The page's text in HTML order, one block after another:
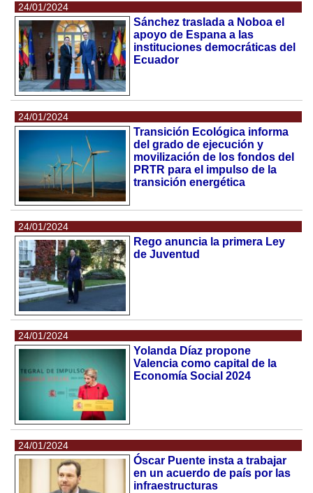
24/01/2024
Sánchez traslada a Noboa el
apoyo de Espana a las
instituciones democráticas del
Ecuador
24/01/2024
Transición Ecológica informa
del grado de ejecución y
movilización de los fondos del
PRTR para el impulso de la
transición energética
24/01/2024
Rego anuncia la primera Ley
de Juventud
24/01/2024
Yolanda Díaz propone
Valencia como capital de la
Economía Social 2024
24/01/2024
Óscar Puente insta a trabajar
en un acuerdo de país por las
infraestructuras